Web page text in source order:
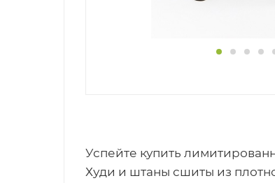
Успейте купить
Худи и штаны сшиты из